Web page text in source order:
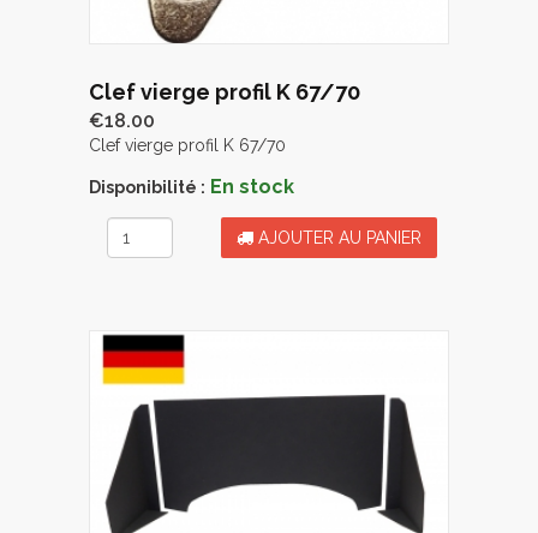
Clef vierge profil K 67/70
€18.00
Clef vierge profil K 67/70
Disponibilité : En stock
AJOUTER AU PANIER